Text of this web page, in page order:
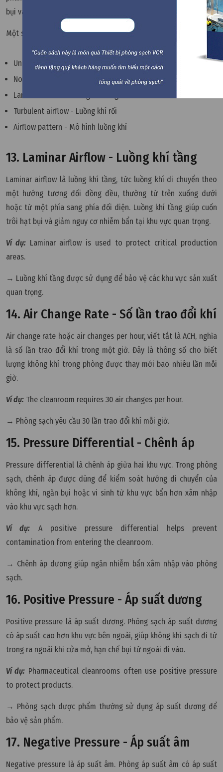
bụi và nhiễm bẩn.
Một số cụm từ thường gặp:
Unidirectional airflow - Luồng khí một chiều
Non-unidirectional airflow - Luồng khí không một chiều
Laminar airflow - Luồng khí tầng
Turbulent airflow - Luồng khí rối
Airflow pattern - Mô hình luồng khí
13. Laminar Airflow - Luồng khí tầng
Laminar airflow là luồng khí tầng, tức luồng khí di chuyển theo
một hướng tương đối đồng đều, thường từ trên xuống dưới
hoặc từ một phía sang phía đối diện. Luồng khí tầng giúp cuốn
trôi hạt bụi và giảm nguy cơ nhiễm bẩn tại khu vực quan trọng.
Ví dụ:Laminar airflow is used to protect critical production
areas.
→ Luồng khí tầng được sử dụng để bảo vệ các khu vực sản xuất
quan trọng.
14. Air Change Rate - Số lần trao đổi khí
Air change rate hoặc air changes per hour, viết tắt là ACH, nghĩa
là số lần trao đổi khí trong một giờ. Đây là thông số cho biết
lượng không khí trong phòng được thay mới bao nhiêu lần mỗi
giờ.
Ví dụ: The cleanroom requires 30 air changes per hour.
→ Phòng sạch yêu cầu 30 lần trao đổi khí mỗi giờ.
15. Pressure Differential - Chênh áp
Pressure differential là chênh áp giữa hai khu vực. Trong phòng
sạch, chênh áp được dùng để kiểm soát hướng di chuyển của
không khí, ngăn bụi hoặc vi sinh từ khu vực bẩn hơn xâm nhập
vào khu vực sạch hơn.
Ví dụ: A positive pressure differential helps prevent
contamination from entering the cleanroom.
→ Chênh áp dương giúp ngăn nhiễm bẩn xâm nhập vào phòng
sạch.
16. Positive Pressure - Áp suất dương
Positive pressure là áp suất dương. Phòng sạch áp suất dương
có áp suất cao hơn khu vực bên ngoài, giúp không khí sạch đi từ
trong ra ngoài khi cửa mở, hạn chế bụi từ ngoài đi vào.
Ví dụ: Pharmaceutical cleanrooms often use positive pressure
to protect products.
→ Phòng sạch dược phẩm thường sử dụng áp suất dương để
bảo vệ sản phẩm.
17. Negative Pressure - Áp suất âm
Negative pressure là áp suất âm. Phòng áp suất âm có áp suất